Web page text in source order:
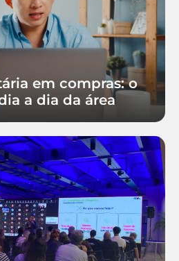
em compras: o
a dia da área